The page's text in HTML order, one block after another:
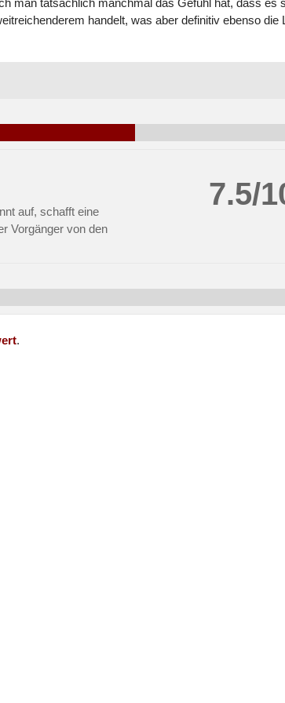
handelt, was aber definitiv ebenso die
auf, schafft eine
Vorgänger von den
7.5/
.